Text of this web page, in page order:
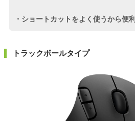
・ショートカットをよく使うから便利
トラックボールタイプ